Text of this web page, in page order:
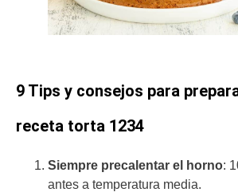
9 Tips y consejos para
receta torta 1234
Siempre precalentar el horno:
antes a temperatura media.